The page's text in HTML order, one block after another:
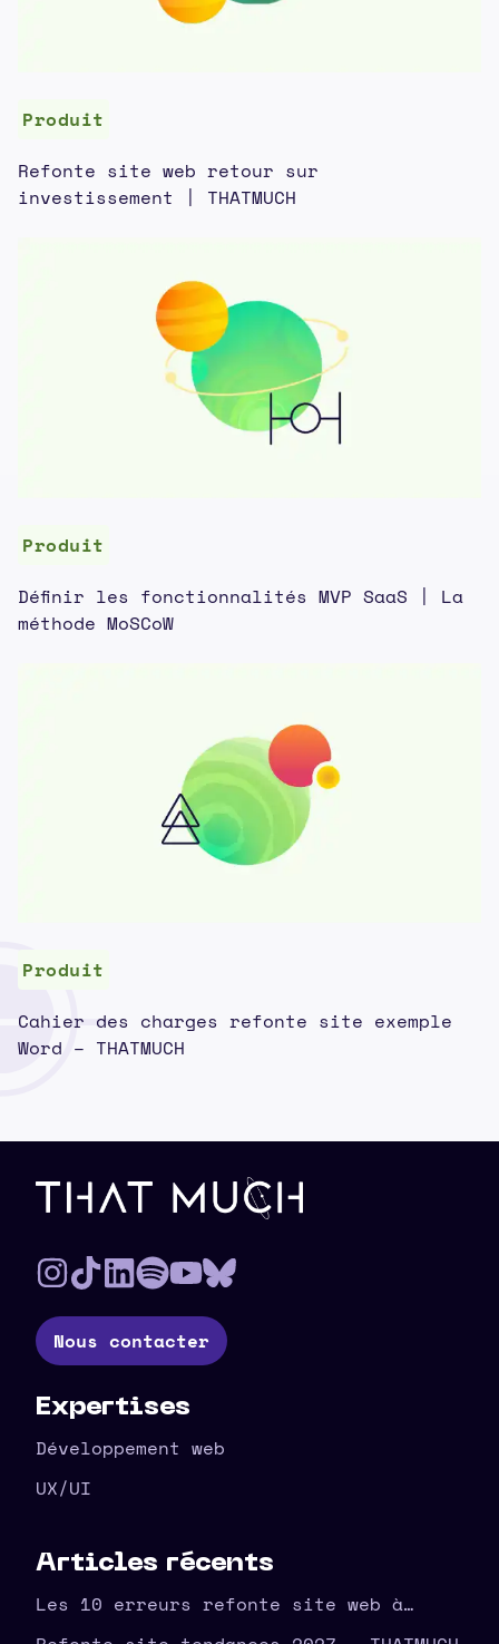
Produit
Refonte site web retour sur
investissement | THATMUCH
Produit
Définir les fonctionnalités MVP SaaS | La
méthode MoSCoW
Produit
Cahier des charges refonte site exemple
Word – THATMUCH
Pied de page
Nous contacter
Expertises
Développement web
UX/UI
Articles récents
Les 10 erreurs refonte site web à
éviter en amont – THATMUCH